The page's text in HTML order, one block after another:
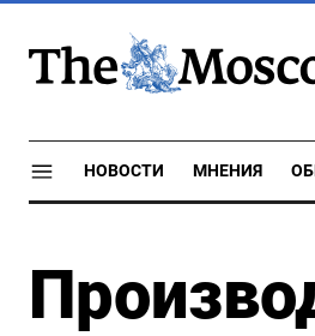
НОВОСТИ МНЕНИЯ